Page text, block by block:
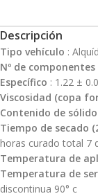
Descripción
Tipo vehículo :
Nº de componentes
Específico : 1.22 ±
Viscosidad (copa
Contenido de
Tiempo de secado
horas curado total 7
Temperatura de
Temperatura de
discontinua 90° c